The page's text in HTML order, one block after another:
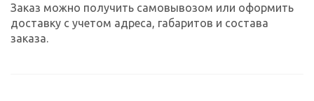
Заказ можно получить самовывозом или оформить
доставку с учетом адреса, габаритов и состава
заказа.